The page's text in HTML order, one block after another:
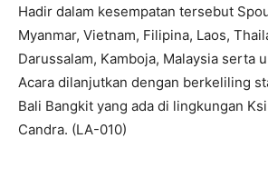
Hadir dalam kesempatan tersebut
Myanmar, Vietnam, Filipina, Laos,
Darussalam, Kamboja, Malaysia serta
Acara dilanjutkan dengan berkeliling
Bali Bangkit yang ada di lingkungan
Candra. (LA-010)